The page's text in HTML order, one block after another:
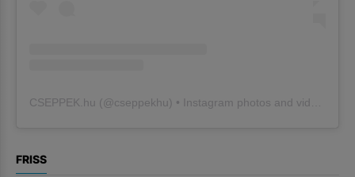
CSEPPEK.hu (@cseppekhu ) • Instagram photos and videos
FRISS